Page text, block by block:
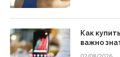
Как
важно